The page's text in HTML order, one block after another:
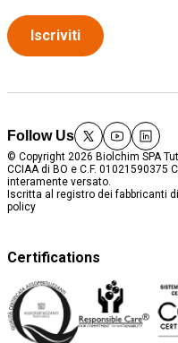
Iscriviti
Follow Us
twitteryoutube
linkedin
© Copyright 2026 Biolchim SPA
CCIAA di BO e C.F. 01021590375
interamente versato.
Iscritta al registro dei fabbricanti
policy
Certifications